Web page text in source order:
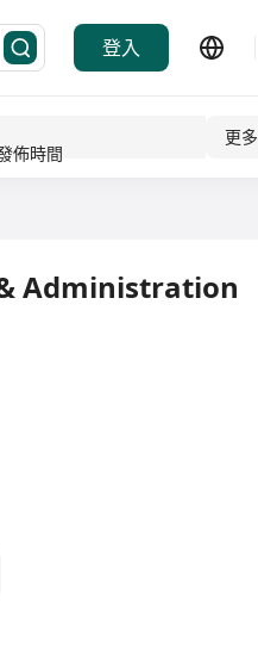
登入
佈時間
更多
Administration